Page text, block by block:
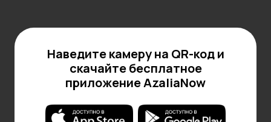
Как купить тюльпаны и ирисы
В AzaliaNow мы предлагаем удобные и надежные
способы оплаты и доставки любых товаров. Свою
покупку вы можете оплатить банковской картой,
рассрочку без переплат сервисами: Долями,
Наведите камеру на QR-код и
скачайте бесплатное
приложение AzaliaNow